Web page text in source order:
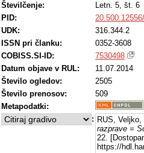
Številčenje:
Letn. 5, št. 6
PID:
UDK:
316.344.2
ISSN pri članku:
0352-3608
COBISS.SI-ID:
7530498
Datum objave v RUL:
11.07.2014
Število ogledov:
2505
Število prenosov:
509
Metapodatki:
: RUS,
razprave =
22.
https://